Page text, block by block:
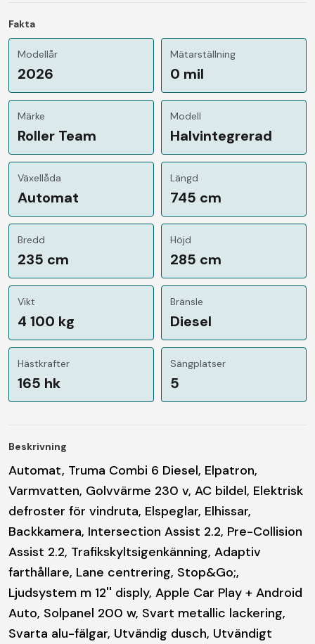
Fakta
Modellår
2026
Mätarställning
0 mil
Märke
Roller Team
Modell
Halvintegrerad
Växellåda
Automat
Längd
745 cm
Bredd
235 cm
Höjd
285 cm
Vikt
4 100 kg
Bränsle
Diesel
Hästkrafter
165 hk
Sängplatser
5
Beskrivning
Automat, Truma Combi 6 Diesel, Elpatron,
Varmvatten, Golvvärme 230 v, AC bildel, Elektrisk
defroster för vindruta, Elspeglar, Elhissar,
Backkamera, Intersection Assist 2.2, Pre-Collision
Assist 2.2, Trafikskyltsigenkänning, Adaptiv
farthållare, Lane centrering, Stop&Go;,
Ljudsystem m 12'' disply, Apple Car Play + Android
Auto, Solpanel 200 w, Svart metallic lackering,
Svarta alu-fälgar, Utvändig dusch, Utvändigt